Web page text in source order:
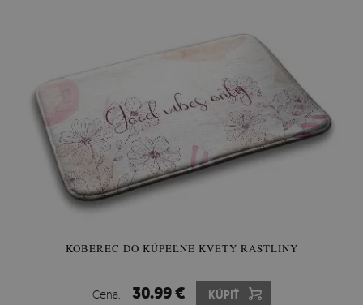
KOBEREC DO KÚPEĽNE KVETY RASTLINY
Cena: 30.99 € KÚPIŤ